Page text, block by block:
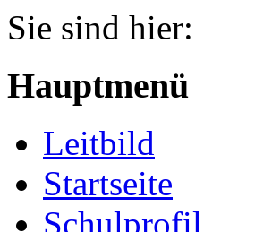
Sie sind hier:
Hauptmenü
Leitbild
Startseite
Schulprofil
Jahr
Monat
Jahr
Monat